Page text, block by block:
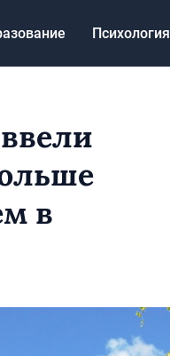
Психология
в